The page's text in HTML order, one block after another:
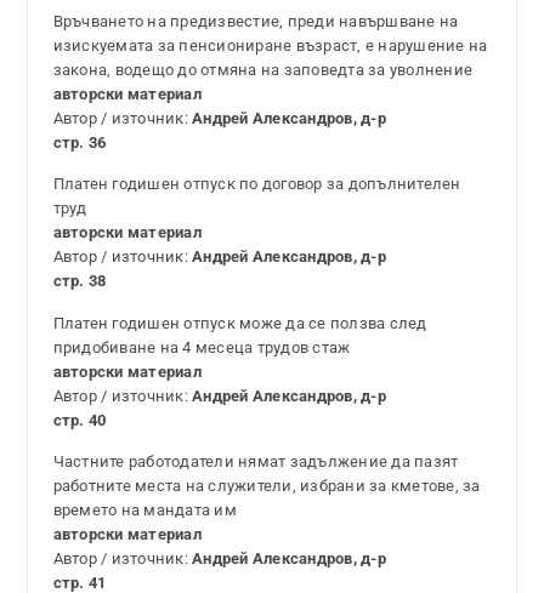
Връчването на предизвестие, преди навършване на
изискуемата за пенсиониране възраст, е нарушение на
закона, водещо до отмяна на заповедта за уволнение
авторски материал
Автор / източник:Андрей Александров, д-р
стр. 36
Платен годишен отпуск по договор за допълнителен
труд
авторски материал
Автор / източник:Андрей Александров, д-р
стр. 38
Платен годишен отпуск може да се ползва след
придобиване на 4 месеца трудов стаж
авторски материал
Автор / източник:Андрей Александров, д-р
стр. 40
Частните работодатели нямат задължение да пазят
работните места на служители, избрани за кметове, за
времето на мандата им
авторски материал
Автор / източник:Андрей Александров, д-р
стр. 41